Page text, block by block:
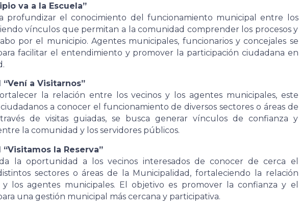
va a la Escuela”
profundizar el conocimiento del funcionamiento municipal entre los
vínculos que permitan a la comunidad comprender los procesos y
por el municipio. Agentes municipales, funcionarios y concejales se
facilitar el entendimiento y promover la participación ciudadana en
a Visitarnos”
la relación entre los vecinos y los agentes municipales, este
a conocer el funcionamiento de diversos sectores o áreas de
de visitas guiadas, se busca generar vínculos de confianza y
la comunidad y los servidores públicos.
la Reserva”
la oportunidad a los vecinos interesados de conocer de cerca el
sectores o áreas de la Municipalidad, fortaleciendo la relación
los agentes municipales. El objetivo es promover la confianza y el
una gestión municipal más cercana y participativa.